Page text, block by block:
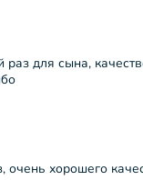
для сына,
хорошего